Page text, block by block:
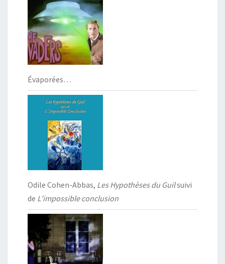
Évaporées…
Odile Cohen-Abbas, Les Hypothèses du Guilsuivi
de L’impossible conclusion